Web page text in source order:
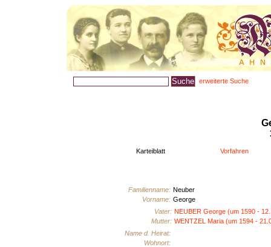
erweiterte Suche
Karteiblatt Vorfahren
Familienname: Neuber
Vorname: George
Vater: NEUBER George (um 1590 -
Mutter: WENTZEL Maria (um 1594 -
Name d. Heirat:
Wohnort: